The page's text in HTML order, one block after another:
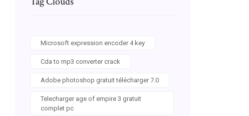
Microsoft expression encoder 4 key
Cda to mp3 converter crack
Adobe photoshop gratuit télécharger 7.0
Telecharger age of empire 3 gratuit
complet pc